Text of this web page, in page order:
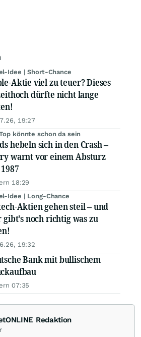
Idee | Short-Chance
Aktie viel zu teuer? Dieses
dürfte nicht lange
19:27
könnte schon da sein
hebeln sich in den Crash –
warnt vor einem Absturz
18:29
Idee | Long-Chance
Aktien gehen steil – und
gibt's noch richtig was zu
19:32
Bank mit bullischem
07:35
Redaktion